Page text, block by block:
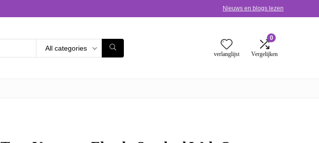
Nieuws en blogs lezen
All categories
verlanglijst
0
Vergelijken